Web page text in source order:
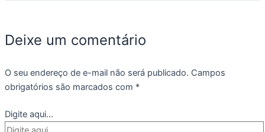
Deixe um comentário
O seu endereço de e-mail não será publicado. Campos
obrigatórios são marcados com *
Digite aqui...